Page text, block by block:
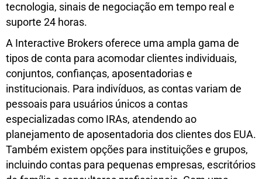
tecnologia, sinais de negociação em tempo real e
suporte 24 horas.
A Interactive Brokers oferece uma ampla gama de
tipos de conta para acomodar clientes individuais,
conjuntos, confianças, aposentadorias e
institucionais. Para indivíduos, as contas variam de
pessoais para usuários únicos a contas
especializadas como IRAs, atendendo ao
planejamento de aposentadoria dos clientes dos EUA.
Também existem opções para instituições e grupos,
incluindo contas para pequenas empresas, escritórios